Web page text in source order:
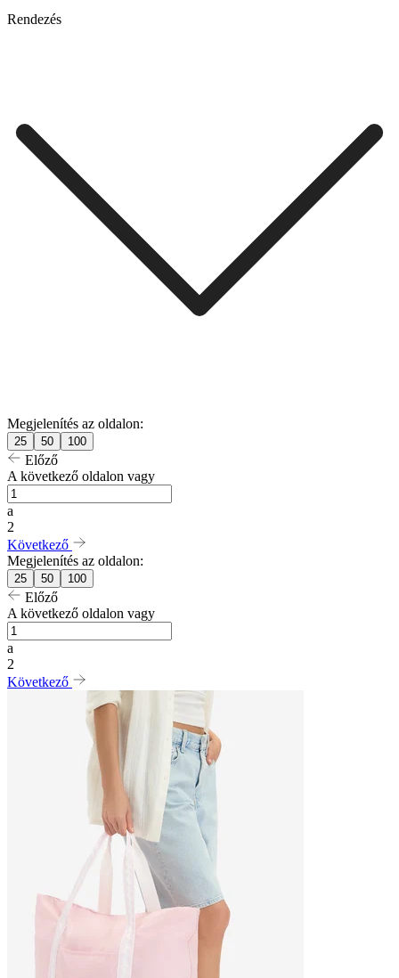
Rendezés
Megjelenítés az oldalon:
25 50 100
Előző
A következő oldalon vagy
a
2
Következő
Megjelenítés az oldalon:
25 50 100
Előző
A következő oldalon vagy
a
2
Következő